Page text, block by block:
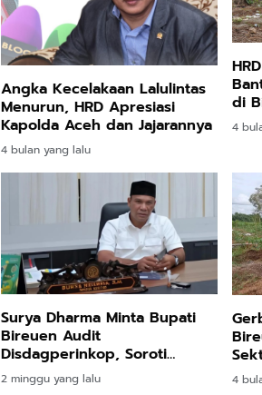
Angka Kecelakaan Lalulintas
Menurun, HRD Apresiasi
Kapolda Aceh dan Jajarannya
4 bulan yang lalu
di
4
Surya Dharma Minta Bupati
Bireuen Audit
Disdagperinkop, Soroti
Integritas PAD
2 minggu yang lalu 4